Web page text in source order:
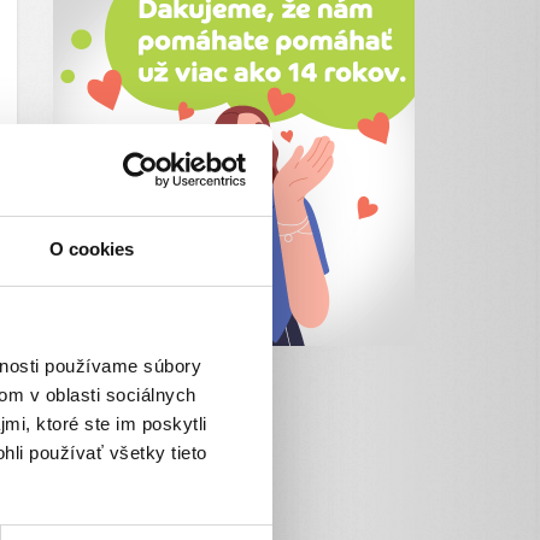
O cookies
používame súbory
v oblasti sociálnych
ktoré ste im poskytli
používať všetky tieto